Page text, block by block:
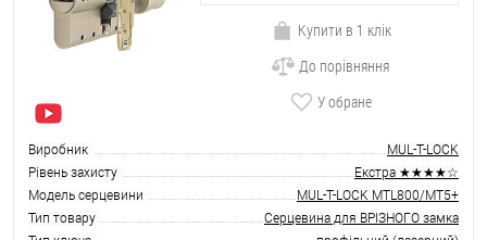
Купити в 1 клік
До порівняння
У обране
Виробник
MUL-T-LOCK
Рівень захисту
Екстра ★★★★☆
Модель серцевини
MUL-T-LOCK MTL800/MT5+
Тип товару
Серцевина для ВРІЗНОГО замка